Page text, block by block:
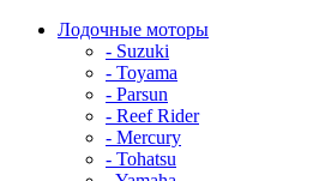
Лодочные моторы
- Suzuki
- Toyama
- Parsun
- Reef Rider
- Mercury
- Tohatsu